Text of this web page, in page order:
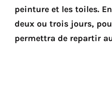
peinture et les toiles.
deux ou trois jours,
permettra de repartir